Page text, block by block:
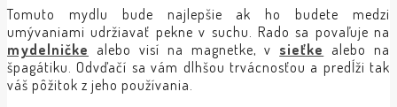
Tomuto mydlu bude najlepšie ak ho budete medzi
umývaniami udržiavať pekne v suchu. Rado sa povaľuje na
mydelničke alebo visí na magnetke, v sieťke alebo na
špagátiku. Odvďačí sa vám dlhšou trvácnosťou a predĺži tak
váš pôžitok z jeho používania.